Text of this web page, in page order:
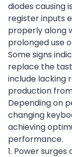
diodes causing
register inputs
properly along
prolonged use
Some signs
replace the
include lacking
production
Depending on
changing
achieving
performance.
1. Power